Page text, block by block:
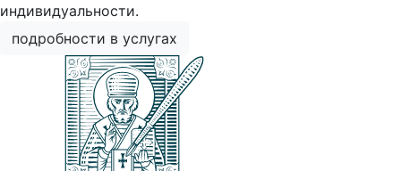
индивидуальности.
подробности в услугах